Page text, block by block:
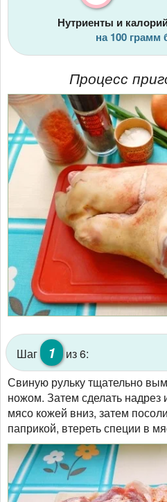
Нутриенты и
на 100
Процесс
Шаг 1
из 6:
Свиную рульку тщательно
ножом. Затем сделать надрез
мясо кожей вниз, затем
паприкой, втереть специи в